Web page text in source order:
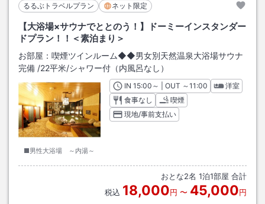
るるぶトラベルプラン ネット限定
【大浴場×サウナでととのう！】ドーミーインスタンダー
ドプラン！！＜素泊まり＞
お部屋： 喫煙ツインルーム◆◆男女別天然温泉大浴場サウナ
完備 /22平米/シャワー付（内風呂なし）
■男性大浴場 ～内湯～
INチェックイン
15:00 ～ | OUT チェックアウト
～11:00
洋室
食事なし
喫煙
現地/事前支払い
おとな2名 1泊1部屋 合計
税込 18,000円 〜 45,000円